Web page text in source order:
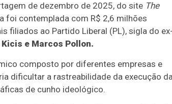
de dezembro de 2025, do site The
foi contemplada com R$ 2,6 milhões
filiados ao Partido Liberal (PL), sigla do ex-
e Marcos Pollon.
composto por diferentes empresas e
dificultar a rastreabilidade da execução
de cunho ideológico.